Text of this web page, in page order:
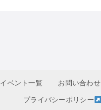
イベント一覧 お問い合わせ
プライバシーポリシー